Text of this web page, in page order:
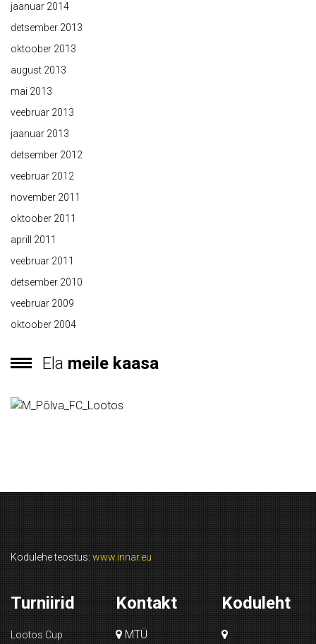
jaanuar 2014
detsember 2013
oktoober 2013
august 2013
mai 2013
veebruar 2013
jaanuar 2013
detsember 2012
veebruar 2012
november 2011
oktoober 2011
aprill 2011
veebruar 2011
detsember 2010
veebruar 2009
oktoober 2004
Ela meile kaasa
Kodulehe teostus: www.innar.eu
Turniirid
Lootos Cup
Kontakt
MTÜ
Koduleht